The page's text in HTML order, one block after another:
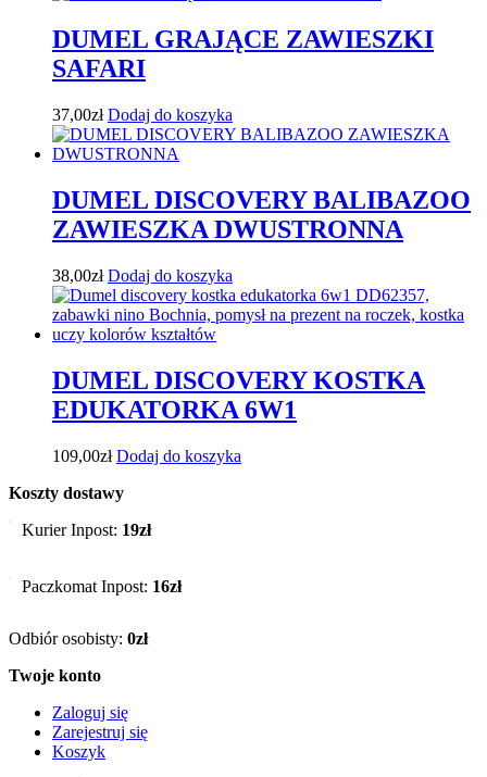
DUMEL GRAJĄCE ZAWIESZKI
SAFARI
37,00zł Dodaj do koszyka
DUMEL DISCOVERY BALIBAZOO
ZAWIESZKA DWUSTRONNA
38,00zł Dodaj do koszyka
DUMEL DISCOVERY KOSTKA
EDUKATORKA 6W1
109,00zł Dodaj do koszyka
Koszty dostawy
Kurier Inpost: 19zł
Paczkomat Inpost: 16zł
Odbiór osobisty: 0zł
Twoje konto
Zaloguj się
Zarejestruj się
Koszyk